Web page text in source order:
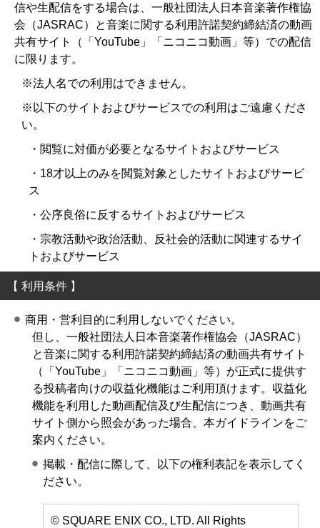
信や生配信をする場合は、一般社団法人日本音楽著作権協
会（JASRAC）と音楽に関する利用許諾契約締結済の動画
共有サイト（「YouTube」「ニコニコ動画」等）での配信
に限ります。
※法人名での利用はできません。
※以下のサイトおよびサービスでの利用はご遠慮くださ
い。
・閲覧に対価が必要となるサイトおよびサービス
・18才以上のみを閲覧対象としたサイトおよびサービ
ス
・公序良俗に反するサイトおよびサービス
・宗教活動や政治活動、反社会的活動に関連するサイ
トおよびサービス
【 利用条件 】
商用・営利目的に利用しないでください。
但し、一般社団法人日本音楽著作権協会（JASRAC）
と音楽に関する利用許諾契約締結済の動画共有サイト
（「YouTube」「ニコニコ動画」等）が正式に提供す
る投稿者向けの収益化機能はご利用頂けます。収益化
機能を利用した動画配信及び生配信につき、動画共有
サイト側から照会があった場合、本ガイドラインをご
案内ください。
掲載・配信に際して、以下の権利表記を表示してく
ださい。
© SQUARE ENIX CO., LTD. All Rights